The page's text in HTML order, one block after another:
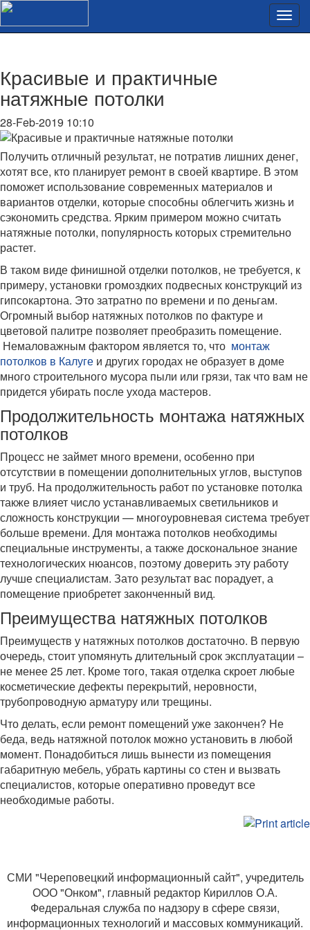
Красивые и практичные
натяжные потолки
28-Feb-2019 10:10
Получить отличный результат, не потратив лишних денег,
хотят все, кто планирует ремонт в своей квартире. В этом
поможет использование современных материалов и
вариантов отделки, которые способны облегчить жизнь и
сэкономить средства. Ярким примером можно считать
натяжные потолки, популярность которых стремительно
растет.
В таком виде финишной отделки потолков, не требуется, к
примеру, установки громоздких подвесных конструкций из
гипсокартона. Это затратно по времени и по деньгам.
Огромный выбор натяжных потолков по фактуре и
цветовой палитре позволяет преобразить помещение.
Немаловажным фактором является то, что монтаж
потолков в Калуге и других городах не образует в доме
много строительного мусора пыли или грязи, так что вам не
придется убирать после ухода мастеров.
Продолжительность монтажа натяжных
потолков
Процесс не займет много времени, особенно при
отсутствии в помещении дополнительных углов, выступов
и труб. На продолжительность работ по установке потолка
также влияет число устанавливаемых светильников и
сложность конструкции — многоуровневая система требует
больше времени. Для монтажа потолков необходимы
специальные инструменты, а также доскональное знание
технологических нюансов, поэтому доверить эту работу
лучше специалистам. Зато результат вас порадует, а
помещение приобретет законченный вид.
Преимущества натяжных потолков
Преимуществ у натяжных потолков достаточно. В первую
очередь, стоит упомянуть длительный срок эксплуатации –
не менее 25 лет. Кроме того, такая отделка скроет любые
косметические дефекты перекрытий, неровности,
трубопроводную арматуру или трещины.
Что делать, если ремонт помещений уже закончен? Не
беда, ведь натяжной потолок можно установить в любой
момент. Понадобиться лишь вынести из помещения
габаритную мебель, убрать картины со стен и вызвать
специалистов, которые оперативно проведут все
необходимые работы.
СМИ "Череповецкий информационный сайт", учредитель
ООО "Онком", главный редактор Кириллов О.А.
Федеральная служба по надзору в сфере связи,
информационных технологий и массовых коммуникаций.